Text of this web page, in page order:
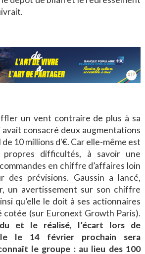
un vent contraire de plus à sa
avait consacré deux augmentations
10 millions d'€. Car elle-même est
difficultés, à savoir une
en chiffre d’affaires loin
des prévisions. Gaussin a lancé,
un avertissement sur son chiffre
qu’elle le doit à ses actionnaires
(sur Euronext Growth Paris).
et le réalisé, l’écart lors de
le 14 février prochain sera
le groupe : au lieu des 100